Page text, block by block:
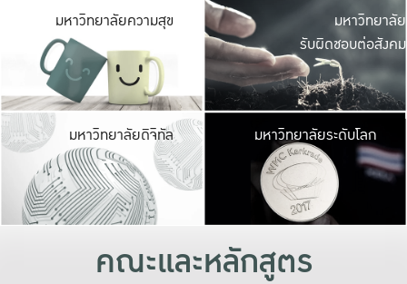
มหาวิทยาลัยความสุข มหาวิ
ค
เปิดประ
และพบเรื่องราวใ
มหาวิทยาลัย
รับผิดชอบต่อสังคม
มหาวิทยาลัยดิจิทัล มหาวิ
เปลี่ยนแปลง แล
เพื่อทำง
ระบบสารสนเทศ
มหาวิทยาลัยระดับโลก
คณะและหลักสูตร